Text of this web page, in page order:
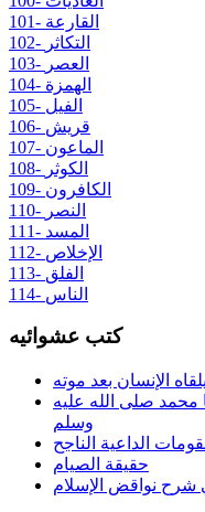
101- القارعة
102- التكاثر
103- العصر
104- الهمزة
105- الفيل
106- قريش
107- الماعون
108- الكوثر
109- الكافرون
110- النصر
111- المسد
112- الإخلاص
113- الفلق
114- الناس
كتب عشوائيه
الإنسان بعد موته
محمد صلى الله عليه
وسلم
الداعية الناجح
حقيقة الصيام
نواقض الإسلام